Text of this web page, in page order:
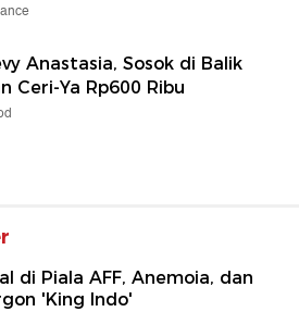
Anastasia, Sosok di Balik
Ceri-Ya Rp600 Ribu
di Piala AFF, Anemoia, dan
'King Indo'